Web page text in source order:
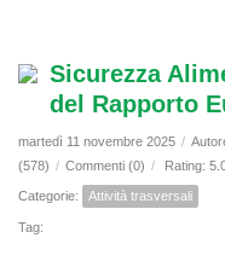
Sicurezza
del Rapporto
martedì 11 novembre 2025 /
(578) / Commenti (0) / Rating:
Categorie: Attività trasversali
Tag: